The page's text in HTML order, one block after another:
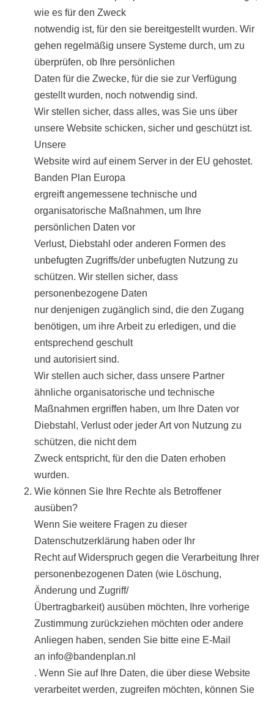
wie es für den Zweck
notwendig ist, für den sie bereitgestellt wurden. Wir
gehen regelmäßig unsere Systeme durch, um zu
überprüfen, ob Ihre persönlichen
Daten für die Zwecke, für die sie zur Verfügung
gestellt wurden, noch notwendig sind.
Wir stellen sicher, dass alles, was Sie uns über
unsere Website schicken, sicher und geschützt ist.
Unsere
Website wird auf einem Server in der EU gehostet.
Banden Plan Europa
ergreift angemessene technische und
organisatorische Maßnahmen, um Ihre
persönlichen Daten vor
Verlust, Diebstahl oder anderen Formen des
unbefugten Zugriffs/der unbefugten Nutzung zu
schützen. Wir stellen sicher, dass
personenbezogene Daten
nur denjenigen zugänglich sind, die den Zugang
benötigen, um ihre Arbeit zu erledigen, und die
entsprechend geschult
und autorisiert sind.
Wir stellen auch sicher, dass unsere Partner
ähnliche organisatorische und technische
Maßnahmen ergriffen haben, um Ihre Daten vor
Diebstahl, Verlust oder jeder Art von Nutzung zu
schützen, die nicht dem
Zweck entspricht, für den die Daten erhoben
wurden.
Wie können Sie Ihre Rechte als Betroffener
ausüben?
Wenn Sie weitere Fragen zu dieser
Datenschutzerklärung haben oder Ihr
Recht auf Widerspruch gegen die Verarbeitung Ihrer
personenbezogenen Daten (wie Löschung,
Änderung und Zugriff/
Übertragbarkeit) ausüben möchten, Ihre vorherige
Zustimmung zurückziehen möchten oder andere
Anliegen haben, senden Sie bitte eine E-Mail
an info@bandenplan.nl
. Wenn Sie auf Ihre Daten, die über diese Website
verarbeitet werden, zugreifen möchten, können Sie